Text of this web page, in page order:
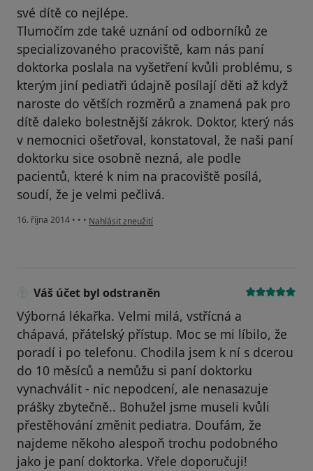
své dítě co nejlépe.
Tlumočím zde také uznání od odborníků ze
specializovaného pracoviště, kam nás paní
doktorka poslala na vyšetření kvůli problému, s
kterým jiní pediatři údajně posílají děti až když
naroste do větších rozměrů a znamená pak pro
dítě daleko bolestnější zákrok. Doktor, který nás
v nemocnici ošetřoval, konstatoval, že naši paní
doktorku sice osobně nezná, ale podle
pacientů, které k nim na pracoviště posílá,
soudí, že je velmi pečlivá.
16. října 2014 • • • podle názoru uživatele Váš účet byl odstraněn
Nahlásit zneužití
Váš účet byl odstraněn
Výborná lékařka. Velmi milá, vstřícná a
chápavá, přátelský přístup. Moc se mi líbilo, že
poradí i po telefonu. Chodila jsem k ní s dcerou
do 10 měsíců a nemůžu si paní doktorku
vynachválit - nic nepodcení, ale nenasazuje
prášky zbytečně.. Bohužel jsme museli kvůli
přestěhování změnit pediatra. Doufám, že
najdeme někoho alespoň trochu podobného
jako je paní doktorka. Vřele doporučuji!